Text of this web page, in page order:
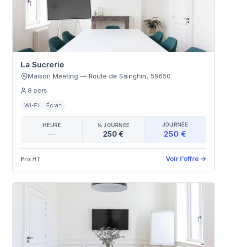
La Sucrerie
Maison Meeting — Route de Sainghin, 59650
8 pers.
Wi-Fi Écran
HEURE
—
½ JOURNÉE
250 €
JOURNÉE
250 €
Prix HT Voir l’offre →